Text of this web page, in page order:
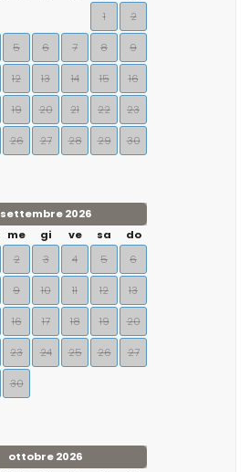
1
2
5 6 7 8 9
12 13 14 15 16
19 20 21 22 23
26 27 28 29 30
settembre 2026
me gi ve sa
do
2 3 4 5 6
9 10 11 12 13
16 17 18 19 20
23 24 25 26 27
30
ottobre 2026